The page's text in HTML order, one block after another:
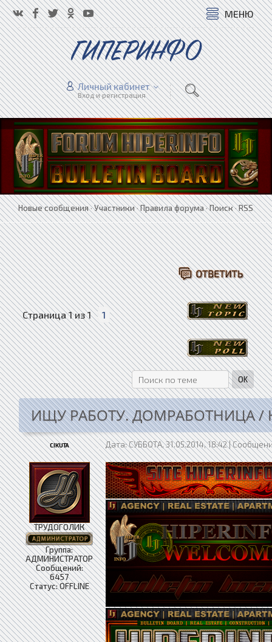
МЕНЮ
ГИПЕРИНФО
Личный кабинет
Вход и регистрация
Новые сообщения·Участники·Правила форума·Поиск·RSS
Страница1из1 1
ИЩУ РАБОТУ. ДОМРАБОТНИЦА /
CIKUTA Дата: СУББОТА, 31.05.2014, 18:42 |
ТРУДОГОЛИК
Группа:
АДМИНИСТРАТОР
Сообщений:
6457
Статус:OFFLINE